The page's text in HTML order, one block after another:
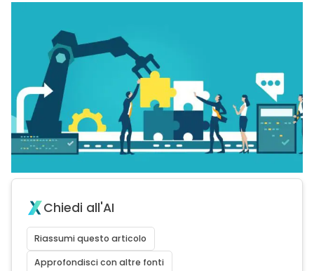
Chiedi all'AI
Riassumi questo articolo
Approfondisci con altre fonti